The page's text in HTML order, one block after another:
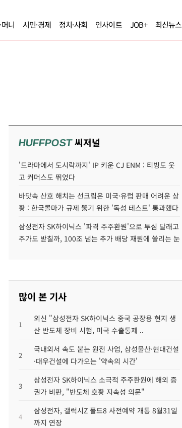
머니 시민·경제 정치·사회 인사이트 JOB+ 최신뉴스
HUFFPOST씨저널
'드라마에서 도시락까지' IP 키운 CJ ENM : 티빙도 웃
고 커머스도 뛰었다
바닷속 산호 해치는 선크림은 미국·유럽 판매 어려운 상
황 : 한국콜마가 규제 뚫기 위한 '독성 테스트' 통과했다
삼성전자 SK하이닉스 '파격 주주환원'으로 투심 달래고
주가도 받칠까, 100조 넘는 추가 배당 재원에 쏠리는 눈
많이 본 기사
1
외신 "삼성전자 SK하이닉스 중국 공장용 현지 생
산 반도체 장비 시험, 미국 수출통제 ..
2
국내외서 속도 붙는 원전 사업, 삼성물산·현대건설
·대우건설에 다가오는 '약속의 시간'
3
삼성전자 SK하이닉스 소극적 주주환원에 해외 증
권가 비판, "반도체 호황 지속성 의문"
4
삼성전자, 갤럭시Z 폴드8 사전예약 개통 8월31일
까지 연장